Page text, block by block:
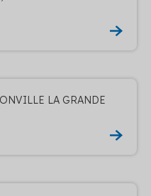
LA GRANDE